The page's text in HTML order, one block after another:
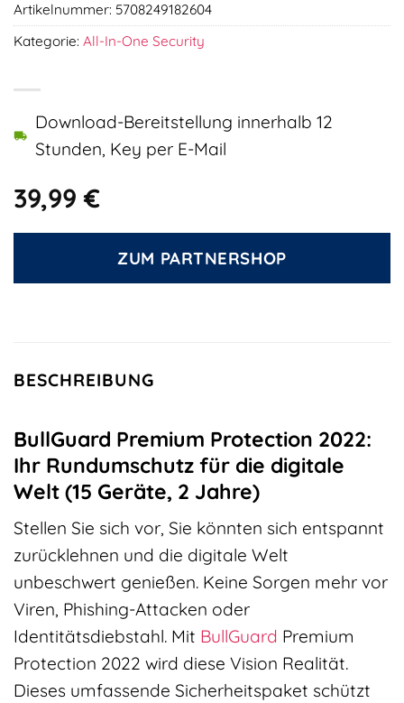
39,99€
Download-Bereitstellung innerhalb 12
Stunden, Key per E-Mail
ZUM PARTNERSHOP
Artikelnummer: 5708249182604
Kategorie: All-In-One Security
BESCHREIBUNG
BullGuard Premium Protection 2022:
Ihr Rundumschutz für die digitale
Welt (15 Geräte, 2 Jahre)
Stellen Sie sich vor, Sie könnten sich entspannt
zurücklehnen und die digitale Welt
unbeschwert genießen. Keine Sorgen mehr vor
Viren, Phishing-Attacken oder
Identitätsdiebstahl. Mit BullGuard Premium
Protection 2022 wird diese Vision Realität.
Dieses umfassende Sicherheitspaket schützt